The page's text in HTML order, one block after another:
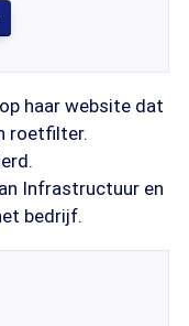
haar website dat
roetfilter.
Infrastructuur en
bedrijf.